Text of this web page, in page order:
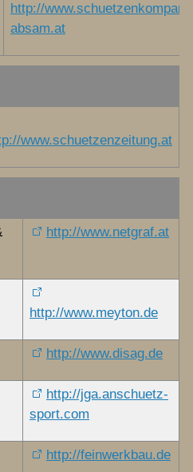
http://
absam.at
www.schuetzenzeitung.at
http://www.netgraf.at
http://www.meyton.de
http://www.disag.de
http://jga.anschuetz-
sport.com
http://feinwerkbau.de